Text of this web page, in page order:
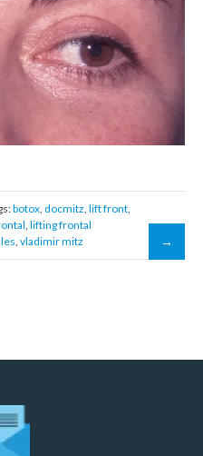
botox, docmitz, lift front,
, lifting frontal
, vladimir mitz